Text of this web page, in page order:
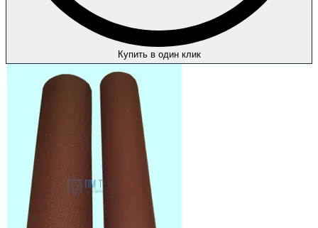
Купить в один клик